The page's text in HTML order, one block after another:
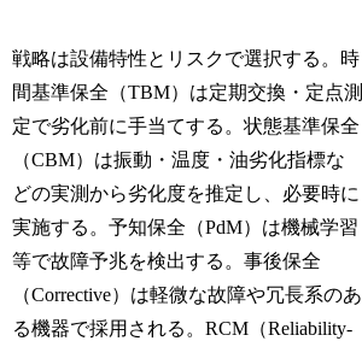
戦略は設備特性とリスクで選択する。時
間基準保全（TBM）は定期交換・定点測
定で劣化前に手当てする。状態基準保全
（CBM）は振動・温度・油劣化指標な
どの実測から劣化度を推定し、必要時に
実施する。予知保全（PdM）は機械学習
等で故障予兆を検出する。事後保全
（Corrective）は軽微な故障や冗長系のあ
る機器で採用される。RCM（Reliability-